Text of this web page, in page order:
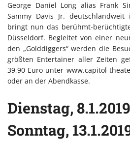
George Daniel Long alias Frank
Sammy Davis Jr.
bringt nun das berühmt-
Düsseldorf. Begleitet von einer
den „Golddiggers“ werden die
größten Entertainer aller Zeiten
39,90 Euro unter www.capitol-
oder an der Abendkasse.
Dienstag,
Sonntag,